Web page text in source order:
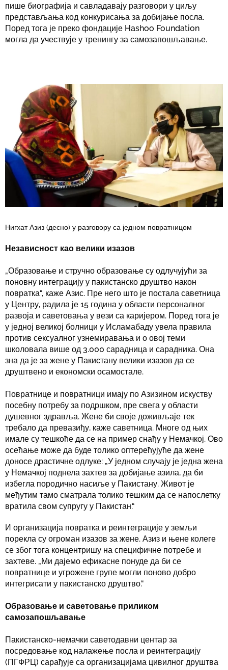
пише биографија и савладавају разговори у циљу
представљања код конкурисања за добијање посла.
Поред тога је преко фондације Hashoo Foundation
могла да учествује у тренингу за самозапошљавање.
Нигхат Азиз (десно) у разговору са једном повратницом
Независност као велики изазов
„Образовање и стручно образовање су одлучујући за
поновну интеграцију у пакистанско друштво након
повратка“, каже Азис. Пре него што је постала саветница
у Центру, радила је 15 година у области персоналног
развоја и саветовања у вези са каријером. Поред тога је
у једној великој болници у Исламабаду увела правила
против сексуалног узнемиравања и о овој теми
школовала више од 3.000 сарадница и сарадника. Она
зна да је за жене у Пакистану велики изазов да се
друштвено и економски осамостале.
Повратнице и повратници имају по Азизином искуству
посебну потребу за подршком, пре свега у области
душевног здравља. Жене би своје доживљаје тек
требало да превазиђу, каже саветница. Многе од њих
имале су тешкоће да се на пример снађу у Немачкој. Ово
осећање може да буде толико оптерећујуће да жене
доносе драстичне одлуке: „У једном случају је једна жена
у Немачкој поднела захтев за добијање азила, да би
избегла породично насиље у Пакистану. Живот је
међутим тамо сматрала толико тешким да се напослетку
вратила свом супругу у Пакистан.“
И организација повратка и реинтеграције у земљи
порекла су огроман изазов за жене. Азиз и њене колеге
се због тога концентришу на специфичне потребе и
захтеве. „Ми дајемо ефикасне понуде да би се
повратнице и угрожене групе могли поново добро
интегрисати у пакистанско друштво.“
Образовање и саветовање приликом
самозапошљавање
Пакистанско-немачки саветодавни центар за
посредовање код налажење посла и реинтеграцију
(ПГФРЦ) сарађује са организацијама цивилног друштва